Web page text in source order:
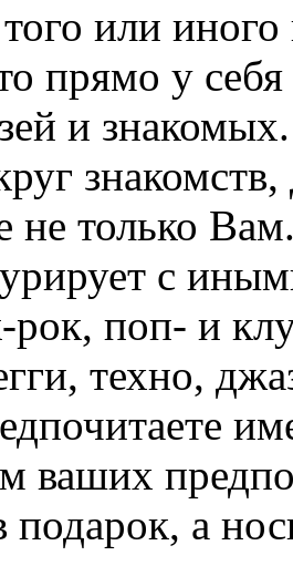
или иного
прямо у
и
не только
с
рок, поп- и
техно,
ваших
подарок, а